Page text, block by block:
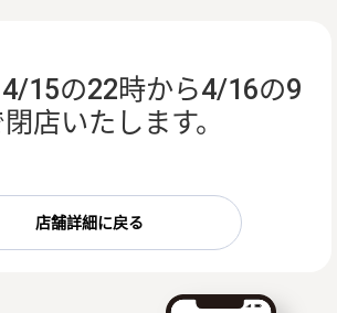
15の22時から4/16の9
店いたします。
店舗詳細に戻る